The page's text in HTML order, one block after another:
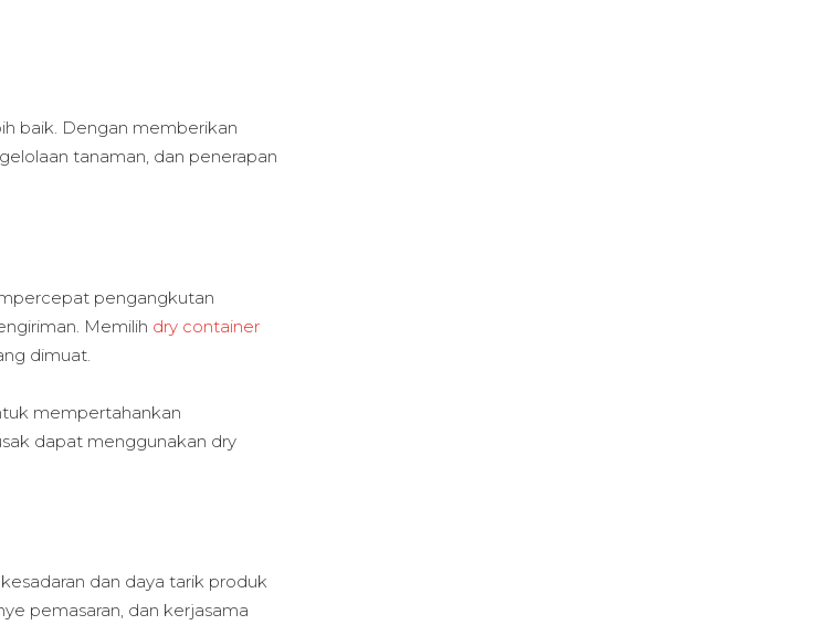
baik. Dengan memberikan
tanaman, dan penerapan
pengangkutan
Memilih dry container
dimuat.
mempertahankan
dapat menggunakan dry
dan daya tarik produk
pemasaran, dan kerjasama